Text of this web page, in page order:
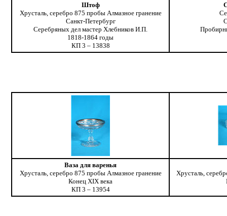
Штоф
Хрусталь, серебро 875 пробы Алмазное гранение
Санкт-Петербург
Серебряных дел мастер Хлебников И.П.
1818-1864 годы
КП 3 – 13838
Ваза для варенья
Хрусталь, серебро 875 пробы Алмазное гранение
Конeц XIX века
КП 3 – 13954
Хрусталь,